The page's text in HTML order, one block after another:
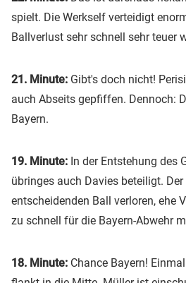
spielt. Die Werkself verteidigt
Ballverlust sehr schnell sehr teuer
21. Minute: Gibt's doch nicht!
auch Abseits gepfiffen. Dennoch:
Bayern.
19. Minute: In der Entstehung des
übringes auch Davies beteiligt.
entscheidenden Ball verloren, ehe
zu schnell für die Bayern-Abwehr
18. Minute: Chance Bayern!